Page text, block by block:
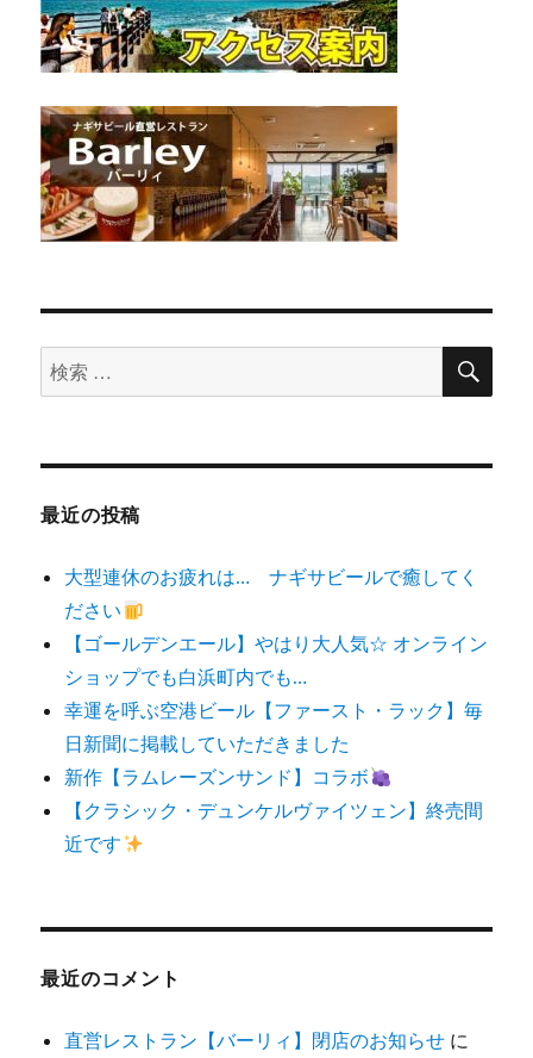
検
索
象:
検
最近の投稿
大型連休のお疲れは… ナギサビールで癒してく
ださい
【ゴールデンエール】やはり大人気☆ オンライン
ショップでも白浜町内でも…
幸運を呼ぶ空港ビール【ファースト・ラック】毎
日新聞に掲載していただきました
新作【ラムレーズンサンド】コラボ
【クラシック・デュンケルヴァイツェン】終売間
近です
最近のコメント
直営レストラン【バーリィ】閉店のお知らせ に